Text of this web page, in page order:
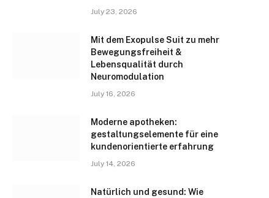
July 23, 2026
Mit dem Exopulse Suit zu mehr
Bewegungsfreiheit &
Lebensqualität durch
Neuromodulation
July 16, 2026
Moderne apotheken:
gestaltungselemente für eine
kundenorientierte erfahrung
July 14, 2026
Natürlich und gesund: Wie